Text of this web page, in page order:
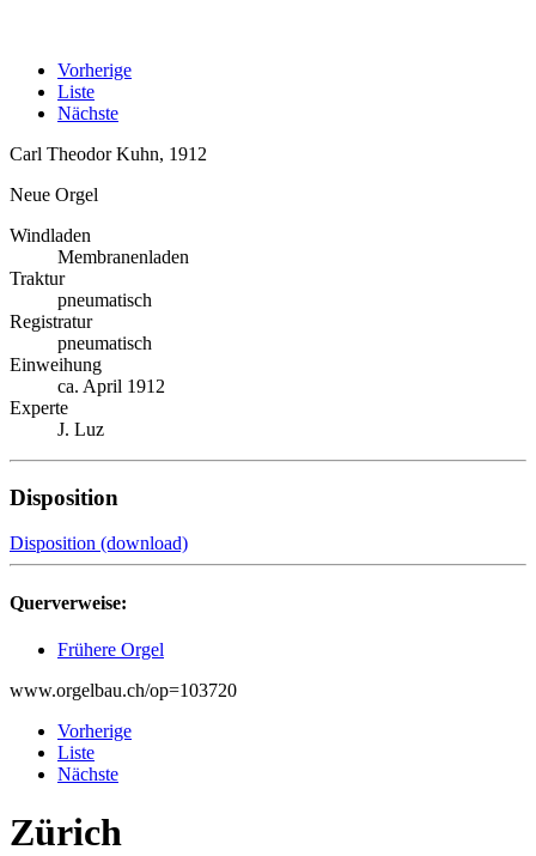
Vorherige
Liste
Nächste
Carl Theodor Kuhn, 1912
Neue Orgel
Windladen
Membranenladen
Traktur
pneumatisch
Registratur
pneumatisch
Einweihung
ca. April 1912
Experte
J. Luz
Disposition
Disposition (download)
Querverweise:
Frühere Orgel
www.orgelbau.ch/op=103720
Vorherige
Liste
Nächste
Zürich